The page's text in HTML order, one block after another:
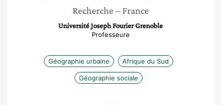
Recherche – France
Université Joseph Fourier Grenoble
Professeure
Géographie urbaine Afrique du Sud
Géographie sociale